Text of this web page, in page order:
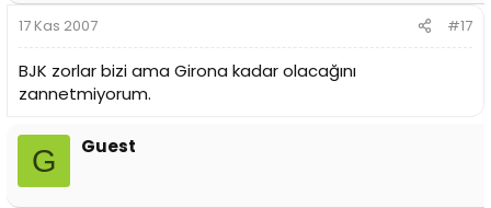
17 Kas 2007 #17
BJK zorlar bizi ama Girona kadar olacağını
zannetmiyorum.
G Guest